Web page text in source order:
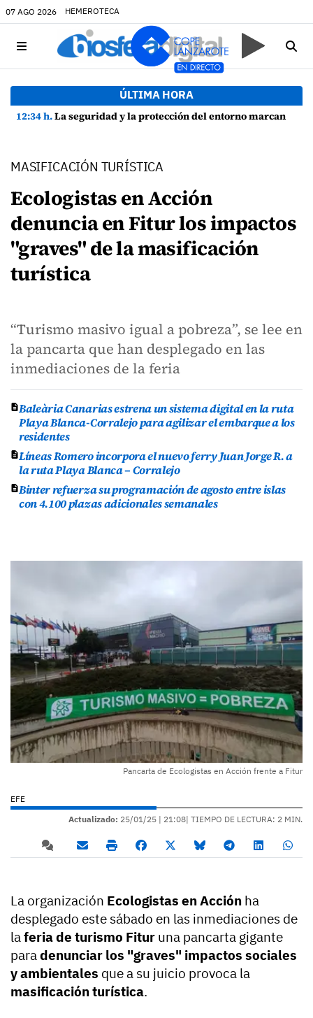
07 AGO 2026 HEMEROTECA
ÚLTIMA HORA
12:34 h.La seguridad y la protección del entorno marcan la planificación de las Fiestas de La Caleta de Famara
MASIFICACIÓN TURÍSTICA
Ecologistas en Acción
denuncia en Fitur los impactos
"graves" de la masificación
turística
“Turismo masivo igual a pobreza”, se lee en
la pancarta que han desplegado en las
inmediaciones de la feria
Baleària Canarias estrena un sistema digital en la ruta
Playa Blanca-Corralejo para agilizar el embarque a los
residentes
Líneas Romero incorpora el nuevo ferry Juan Jorge R. a
la ruta Playa Blanca – Corralejo
Binter refuerza su programación de agosto entre islas
con 4.100 plazas adicionales semanales
Pancarta de Ecologistas en Acción frente a Fitur
EFE
Actualizado: 25/01/25 | 21:08| TIEMPO DE LECTURA: 2 MIN.
La organización Ecologistas en Acción ha
desplegado este sábado en las inmediaciones de
la feria de turismo Fitur una pancarta gigante
para denunciar los "graves" impactos sociales
y ambientales que a su juicio provoca la
masificación turística.